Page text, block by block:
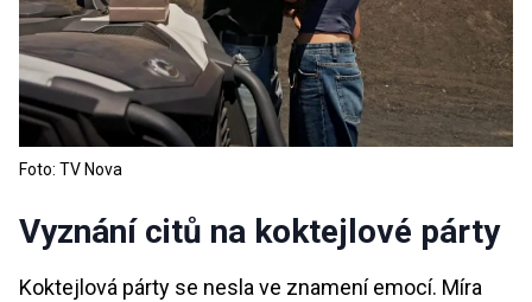
Foto: TV Nova
Vyznání citů na koktejlové párty
Koktejlová párty se nesla ve znamení emocí. Míra